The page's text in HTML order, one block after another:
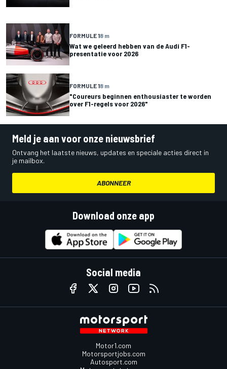
FORMULE 18 m
Wat we geleerd hebben van de Audi F1-
presentatie voor 2026
FORMULE 18 m
"Coureurs beginnen enthousiaster te worden
over F1-regels voor 2026"
Meld je aan voor onze nieuwsbrief
Ontvang het laatste nieuws, updates en speciale acties direct in
je mailbox.
ABONNEER
Download onze app
Social media
Motor1.com
Motorsportjobs.com
Autosport.com